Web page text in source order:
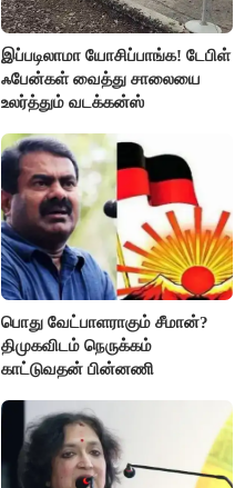
இப்படிலாமா யோசிப்பாங்க! டேபிள்
ஃபேன்கள் வைத்து சாலையை
உலர்த்தும் வடக்கன்ஸ்
பொது வேட்பாளராகும் சீமான்?
திமுகவிடம் நெருக்கம்
காட்டுவதன் பின்னணி